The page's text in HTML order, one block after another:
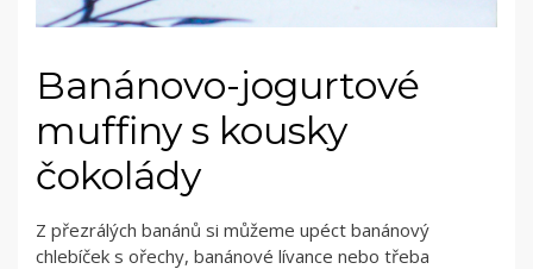
Banánovo-jogurtové
muffiny s kousky
čokolády
Z přezrálých banánů si můžeme upéct banánový
chlebíček s ořechy, banánové lívance nebo třeba